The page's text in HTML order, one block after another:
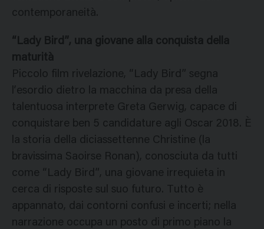
contemporaneità.
“Lady Bird”, una giovane alla conquista della
maturità
Piccolo film rivelazione, “Lady Bird” segna
l’esordio dietro la macchina da presa della
talentuosa interprete Greta Gerwig, capace di
conquistare ben 5 candidature agli Oscar 2018. È
la storia della diciassettenne Christine (la
bravissima Saoirse Ronan), conosciuta da tutti
come “Lady Bird”, una giovane irrequieta in
cerca di risposte sul suo futuro. Tutto è
appannato, dai contorni confusi e incerti; nella
narrazione occupa un posto di primo piano la